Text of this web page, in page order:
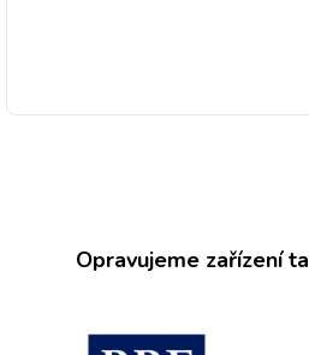
Opravujeme zařízení